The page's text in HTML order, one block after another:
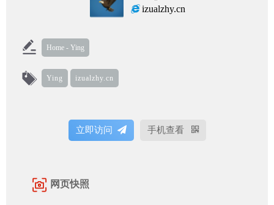
izualzhy.cn
Home - Ying
Ying izualzhy.cn
立即访问 手机查看
网页快照